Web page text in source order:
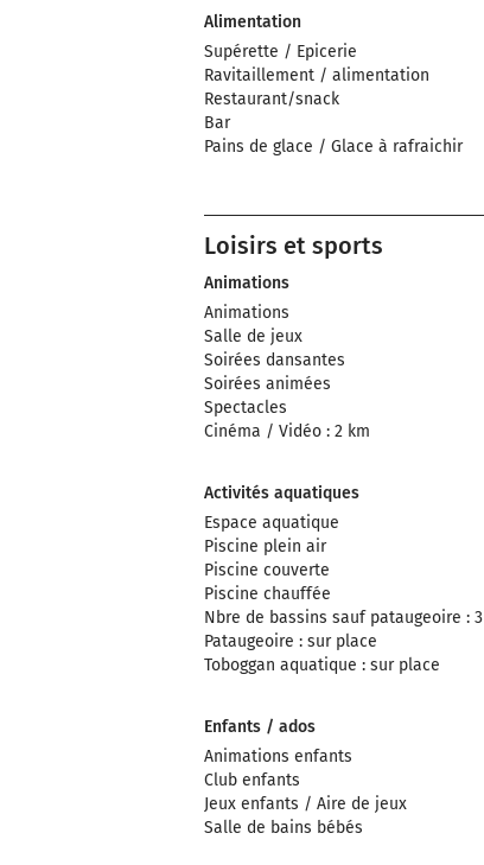
Alimentation
Supérette / Epicerie
Ravitaillement / alimentation
Restaurant/snack
Bar
Pains de glace / Glace à rafraichir
Loisirs et sports
Animations
Animations
Salle de jeux
Soirées dansantes
Soirées animées
Spectacles
Cinéma / Vidéo : 2 km
Activités aquatiques
Espace aquatique
Piscine plein air
Piscine couverte
Piscine chauffée
Nbre de bassins sauf pataugeoire : 3
Pataugeoire : sur place
Toboggan aquatique : sur place
Enfants / ados
Animations enfants
Club enfants
Jeux enfants / Aire de jeux
Salle de bains bébés